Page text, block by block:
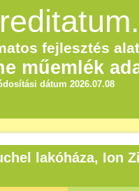
fejlesztés
műemlék
dátum 2026.07.08
lakóháza, Ion